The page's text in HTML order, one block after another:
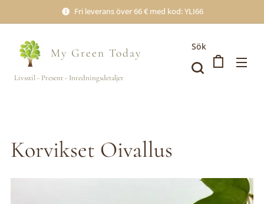
Fri leverans över 66 € med kod: YLI66
My Green Today
Livsstil - Present - Inredningsdetaljer
Sök
Korvikset Oivallus